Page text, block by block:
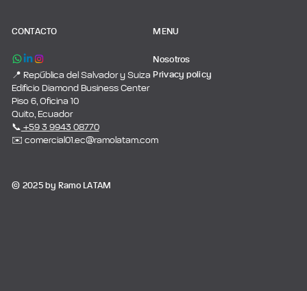
CONTACTO
📍 República del Salvador y Suiza
Edificio Diamond Business Center
Piso 6, Oficina 10
Quito, Ecuador
📞 +59 3 9943 08770
✉️ comercial01.ec@ramolatam.com
MENU
Nosotros
Privacy policy
© 2025 by Ramo LATAM